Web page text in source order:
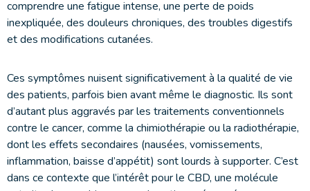
comprendre une fatigue intense, une perte de poids
inexpliquée, des douleurs chroniques, des troubles digestifs
et des modifications cutanées.
Ces symptômes nuisent significativement à la qualité de vie
des patients, parfois bien avant même le diagnostic. Ils sont
d’autant plus aggravés par les traitements conventionnels
contre le cancer, comme la chimiothérapie ou la radiothérapie,
dont les effets secondaires (nausées, vomissements,
inflammation, baisse d’appétit) sont lourds à supporter. C’est
dans ce contexte que l’intérêt pour le CBD, une molécule